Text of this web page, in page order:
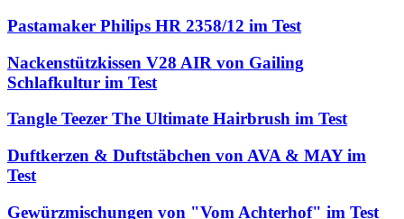
Pastamaker Philips HR 2358/12 im Test
Nackenstützkissen V28 AIR von Gailing
Schlafkultur im Test
Tangle Teezer The Ultimate Hairbrush im Test
Duftkerzen & Duftstäbchen von AVA & MAY im
Test
Gewürzmischungen von "Vom Achterhof" im Test